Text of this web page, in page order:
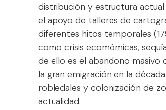
distribución y estructura
el apoyo de talleres de
diferentes hitos temporales
como crisis ecomómicas,
de ello es el abandono masivo
la gran emigración en la
robledales y colonización de
actualidad.